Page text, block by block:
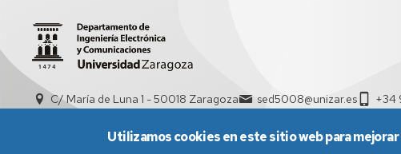
C/ María de Luna 1 - 50018 Zaragoza sed5008@unizar.es +34
Utilizamos cookies en este sitio web para